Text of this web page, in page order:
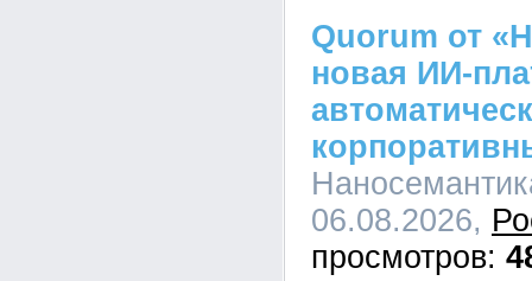
Quorum от
новая ИИ-
06.08.2026,